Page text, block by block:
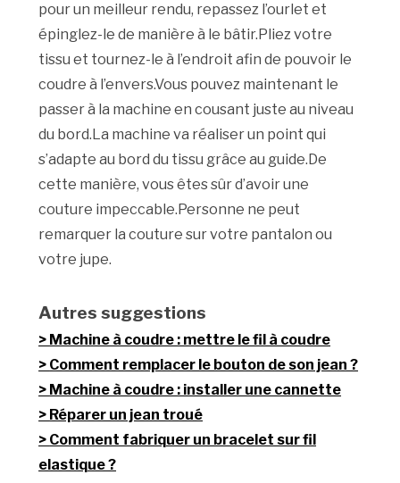
pour un meilleur rendu, repassez l’ourlet et
épinglez-le de manière à le bâtir.Pliez votre
tissu et tournez-le à l’endroit afin de pouvoir le
coudre à l’envers.Vous pouvez maintenant le
passer à la machine en cousant juste au niveau
du bord.La machine va réaliser un point qui
s’adapte au bord du tissu grâce au guide.De
cette manière, vous êtes sûr d’avoir une
couture impeccable.Personne ne peut
remarquer la couture sur votre pantalon ou
votre jupe.
Autres suggestions
Machine à coudre : mettre le fil à coudre
Comment remplacer le bouton de son jean ?
Machine à coudre : installer une cannette
Réparer un jean troué
Comment fabriquer un bracelet sur fil
elastique ?